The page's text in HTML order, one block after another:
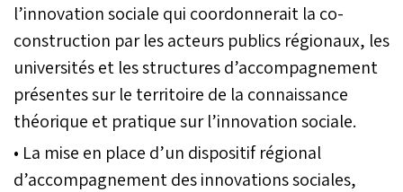
l’innovation sociale qui coordonnerait la co-
construction par les acteurs publics régionaux, les
universités et les structures d’accompagnement
présentes sur le territoire de la connaissance
théorique et pratique sur l’innovation sociale.
• La mise en place d’un dispositif régional
d’accompagnement des innovations sociales,